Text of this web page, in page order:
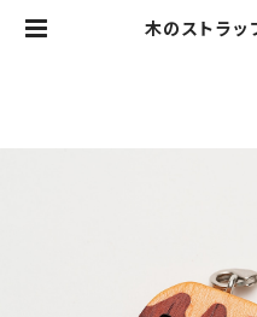
木のストラ